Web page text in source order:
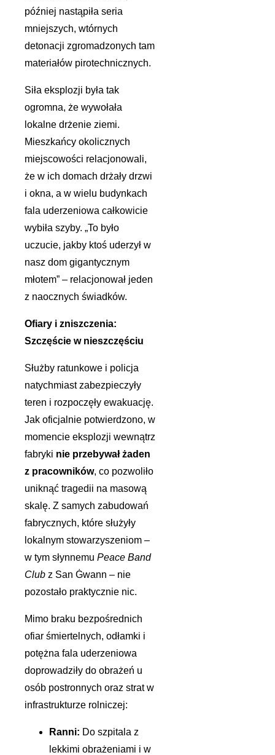
później nastąpiła seria
mniejszych, wtórnych
detonacji zgromadzonych tam
materiałów pirotechnicznych.
Siła eksplozji była tak
ogromna, że wywołała
lokalne drżenie ziemi.
Mieszkańcy okolicznych
miejscowości relacjonowali,
że w ich domach drżały drzwi
i okna, a w wielu budynkach
fala uderzeniowa całkowicie
wybiła szyby. „To było
uczucie, jakby ktoś uderzył w
nasz dom gigantycznym
młotem” – relacjonował jeden
z naocznych świadków.
Ofiary i zniszczenia:
Szczęście w nieszczęściu
Służby ratunkowe i policja
natychmiast zabezpieczyły
teren i rozpoczęły ewakuację.
Jak oficjalnie potwierdzono, w
momencie eksplozji wewnątrz
fabryki nie przebywał żaden
z pracowników, co pozwoliło
uniknąć tragedii na masową
skalę. Z samych zabudowań
fabrycznych, które służyły
lokalnym stowarzyszeniom –
w tym słynnemu Peace Band
Club z San Ġwann – nie
pozostało praktycznie nic.
Mimo braku bezpośrednich
ofiar śmiertelnych, odłamki i
potężna fala uderzeniowa
doprowadziły do obrażeń u
osób postronnych oraz strat w
infrastrukturze rolniczej:
Ranni: Do szpitala z
lekkimi obrażeniami i w